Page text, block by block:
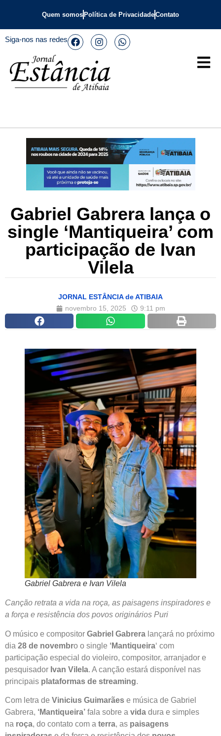
Quem somos Política de PrivacidadeContato
Siga-nos nas redes
Gabriel Gabrera lança o
single ‘Mantiqueira’ com
participação de Ivan
Vilela
JORNAL ESTÂNCIA de ATIBAIA
novembro 15, 2025
9:11 pm
Gabriel Gabrera e Ivan Vilela
Canção retrata a vida na roça, as paisagens inspiradores e
a força e resistência dos povos originários Puri
O músico e compositor Gabriel Gabrera lançará no próximo
dia 28 de novembro o single ‘Mantiqueira‘ com
participação especial do violeiro, compositor, arranjador e
pesquisador Ivan Vilela. A canção estará disponível nas
principais plataformas de streaming.
Com letra de Vinicius Guimarães e música de Gabriel
Gabrera, ‘Mantiqueira’ fala sobre a vida dura e simples
na roça, do contato com a terra, as paisagens